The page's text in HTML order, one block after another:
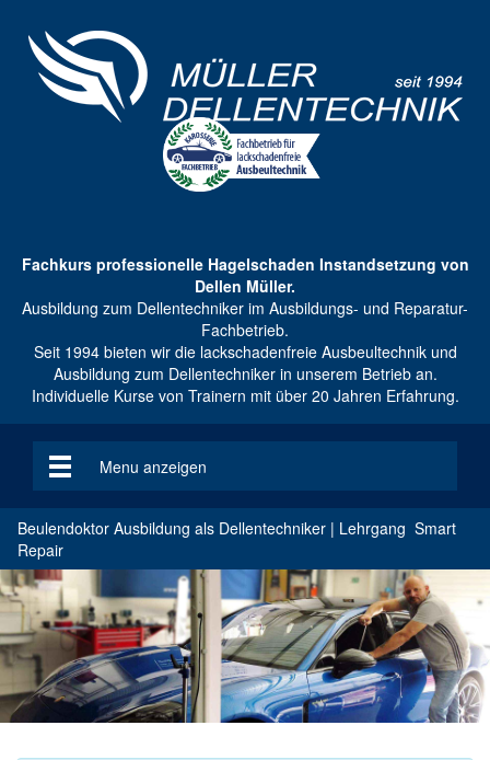
Fachkurs professionelle Hagelschaden Instandsetzung von
Dellen Müller.
Ausbildung zum Dellentechniker im Ausbildungs- und Reparatur-
Fachbetrieb.
Seit 1994 bieten wir die lackschadenfreie Ausbeultechnik und
Ausbildung zum Dellentechniker in unserem Betrieb an.
Individuelle Kurse von Trainern mit über 20 Jahren Erfahrung.
Menu anzeigen
Beulendoktor Ausbildung als Dellentechniker | Lehrgang Smart
Repair